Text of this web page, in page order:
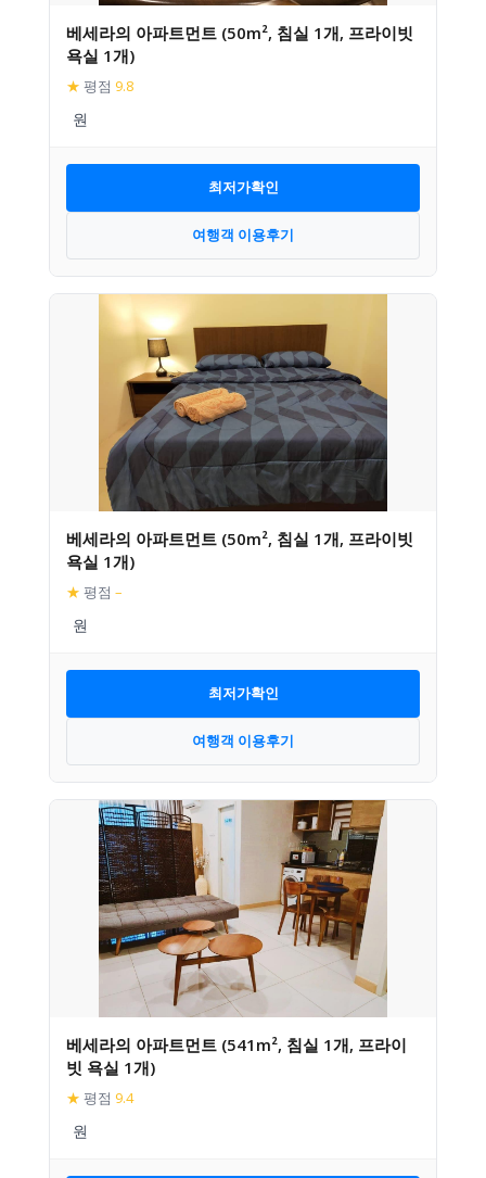
베세라의 아파트먼트 (50m², 침실 1개, 프라이빗
욕실 1개)
★ 평점 9.8
최저가확인
여행객 이용후기
베세라의 아파트먼트 (50m², 침실 1개, 프라이빗
욕실 1개)
★ 평점 –
최저가확인
여행객 이용후기
베세라의 아파트먼트 (541m², 침실 1개, 프라이
빗 욕실 1개)
★ 평점 9.4